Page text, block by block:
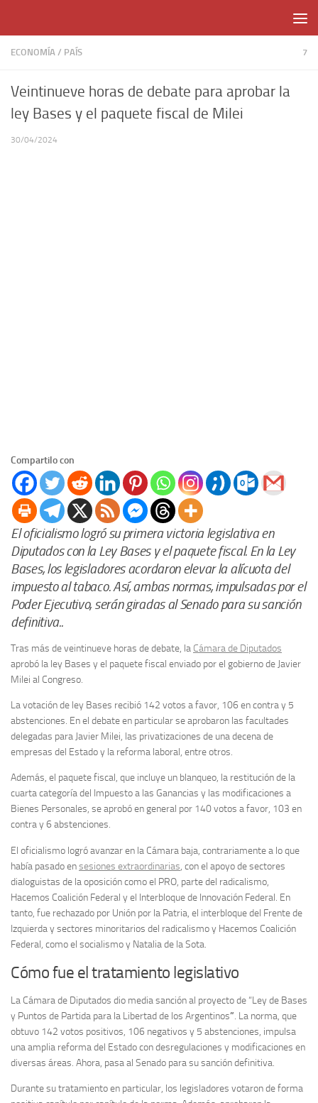
ECONOMÍA / PAÍS 7
Veintinueve horas de debate para aprobar la
ley Bases y el paquete fiscal de Milei
30/04/2024
Compartilo con
El oficialismo logró su primera victoria legislativa en
Diputados con la Ley Bases y el paquete fiscal. En la Ley
Bases, los legisladores acordaron elevar la alícuota del
impuesto al tabaco. Así, ambas normas, impulsadas por el
Poder Ejecutivo, serán giradas al Senado para su sanción
definitiva..
Tras más de veintinueve horas de debate, la Cámara de Diputados
aprobó la ley Bases y el paquete fiscal enviado por el gobierno de Javier
Milei al Congreso.
La votación de ley Bases recibió 142 votos a favor, 106 en contra y 5
abstenciones. En el debate en particular se aprobaron las facultades
delegadas para Javier Milei, las privatizaciones de una decena de
empresas del Estado y la reforma laboral, entre otros.
Además, el paquete fiscal, que incluye un blanqueo, la restitución de la
cuarta categoría del Impuesto a las Ganancias y las modificaciones a
Bienes Personales, se aprobó en general por 140 votos a favor, 103 en
contra y 6 abstenciones.
El oficialismo logró avanzar en la Cámara baja, contrariamente a lo que
había pasado ensesiones extraordinarias, con el apoyo de sectores
dialoguistas de la oposición como el PRO, parte del radicalismo,
Hacemos Coalición Federal y el Interbloque de Innovación Federal. En
tanto, fue rechazado por Unión por la Patria, el interbloque del Frente de
Izquierda y sectores minoritarios del radicalismo y Hacemos Coalición
Federal, como el socialismo y Natalia de la Sota.
Cómo fue el tratamiento legislativo
La Cámara de Diputados dio media sanción al proyecto de “Ley de Bases
y Puntos de Partida para la Libertad de los Argentinos”. La norma, que
obtuvo 142 votos positivos, 106 negativos y 5 abstenciones, impulsa
una amplia reforma del Estado con desregulaciones y modificaciones en
diversas áreas. Ahora, pasa al Senado para su sanción definitiva.
Durante su tratamiento en particular, los legisladores votaron de forma